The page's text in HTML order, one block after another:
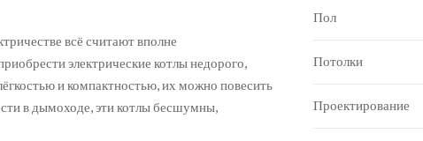
всё считают вполне
электрические котлы недорого,
и компактностью, их можно повесить
в дымоходе, эти котлы бесшумны,
Пол
Потолки
Проектирование